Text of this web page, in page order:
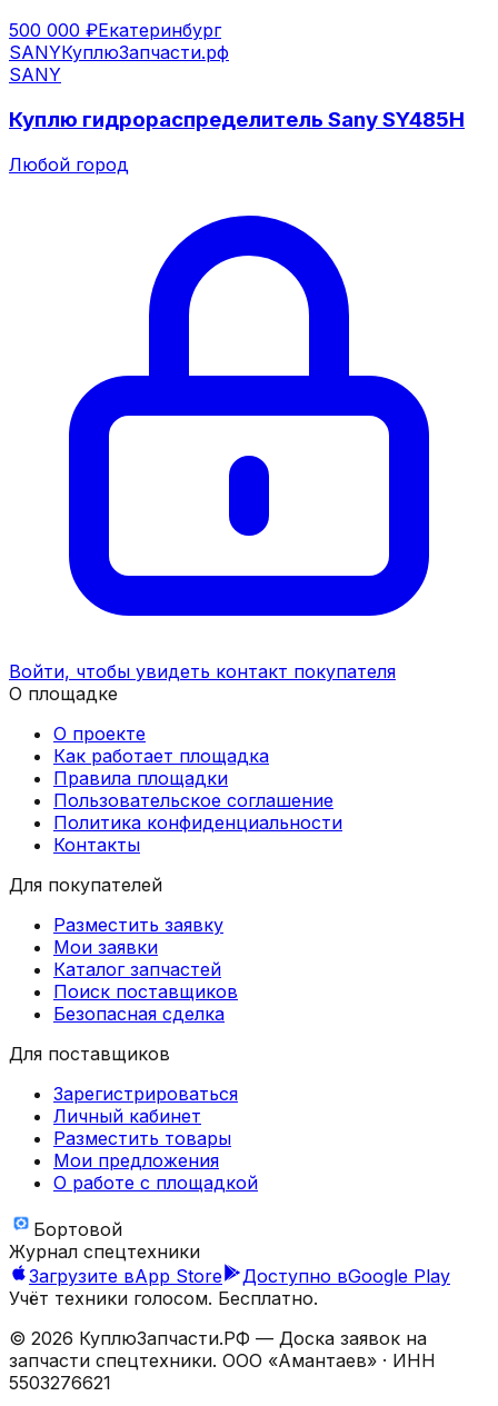
500 000 ₽Екатеринбург
SANYКуплюЗапчасти.рф
SANY
Куплю гидрораспределитель Sany SY485H
Любой город
Войти, чтобы увидеть контакт покупателя
О площадке
О проекте
Как работает площадка
Правила площадки
Пользовательское соглашение
Политика конфиденциальности
Контакты
Для покупателей
Разместить заявку
Мои заявки
Каталог запчастей
Поиск поставщиков
Безопасная сделка
Для поставщиков
Зарегистрироваться
Личный кабинет
Разместить товары
Мои предложения
О работе с площадкой
Бортовой
Журнал спецтехники
Загрузите вApp Store Доступно вGoogle Play
Учёт техники голосом. Бесплатно.
© 2026 КуплюЗапчасти.РФ — Доска заявок на
запчасти спецтехники. ООО «Амантаев» · ИНН
5503276621